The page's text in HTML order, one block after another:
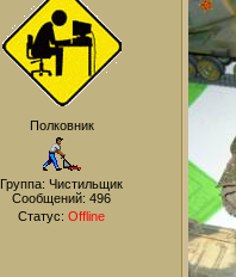
Полковник
Группа: Чистильщик
Сообщений: 496
Статус: Offline